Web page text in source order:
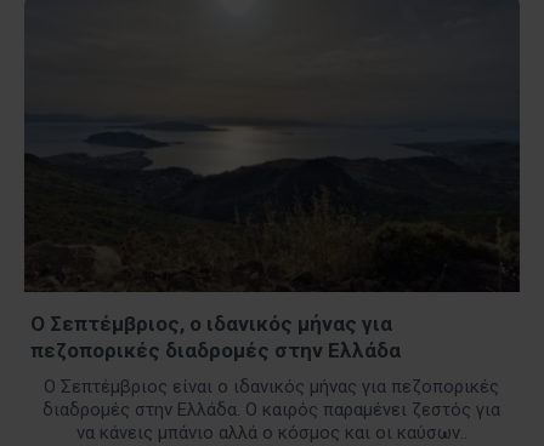
Ο Σεπτέμβριος, ο ιδανικός μήνας για
πεζοπορικές διαδρομές στην Ελλάδα
Ο Σεπτέμβριος είναι ο ιδανικός μήνας για πεζοπορικές
διαδρομές στην Ελλάδα. Ο καιρός παραμένει ζεστός για
να κάνεις μπάνιο αλλά ο κόσμος και οι καύσων..